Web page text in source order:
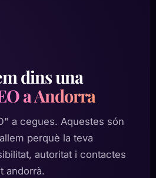
dins una
a Andorra
a cegues. Aquestes són
perquè la teva
autoritat i contactes
andorrà.